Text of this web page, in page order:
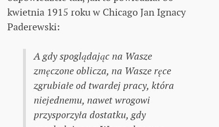
kwietnia 1915 roku w Chicago Jan Ignacy
Paderewski:
A gdy spoglądając na Wasze
zmęczone oblicza, na Wasze ręce
zgrubiałe od twardej pracy, która
niejednemu, nawet wrogowi
przysporzyła dostatku, gdy